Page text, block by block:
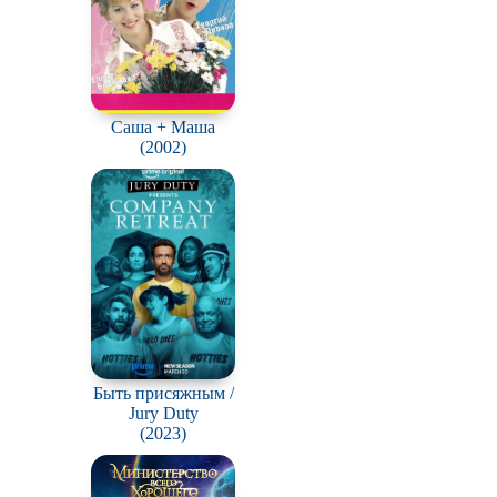
Саша + Маша
(2002)
Быть присяжным /
Jury Duty
(2023)